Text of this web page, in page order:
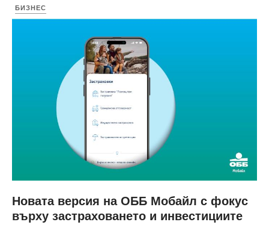
БИЗНЕС
Новата версия на ОББ Мобайл с фокус
върху застраховането и инвестициите